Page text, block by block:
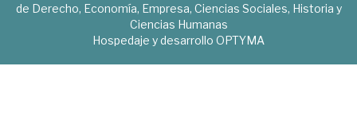
de Derecho, Economía, Empresa, Ciencias Sociales, Historia y
Ciencias Humanas
Hospedaje y desarrollo OPTYMA